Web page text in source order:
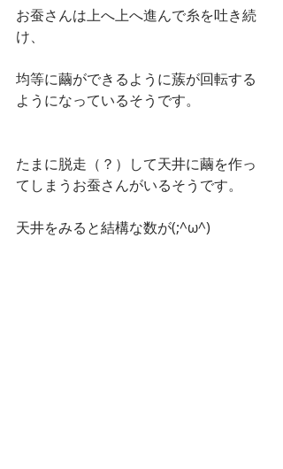
お蚕さんは上へ上へ進んで糸を吐き続
け、
均等に繭ができるように蔟が回転する
ようになっているそうです。
たまに脱走（？）して天井に繭を作っ
てしまうお蚕さんがいるそうです。
天井をみると結構な数が(;^ω^)